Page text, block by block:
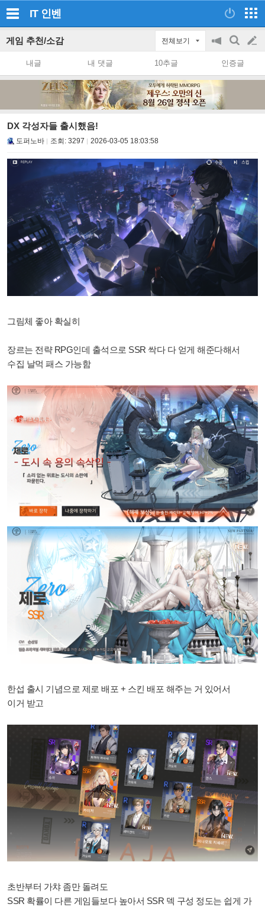
IT 인벤
게임 추천/소감 전체보기
공
on/off
검
색
글
쓰
내글 내 댓글 10추글 인증글
DX 각성자들 출시했음!
도퍼노바 조회: 3297 2026-03-05 18:03:58
그림체 좋아 확실히
장르는 전략 RPG인데 출석으로 SSR 싹다 다 얻게 해준다해서
수집 날먹 패스 가능함
한섭 출시 기념으로 제로 배포 + 스킨 배포 해주는 거 있어서
이거 받고
초반부터 가챠 좀만 돌려도
SSR 확률이 다른 게임들보다 높아서 SSR 덱 구성 정도는 쉽게 가